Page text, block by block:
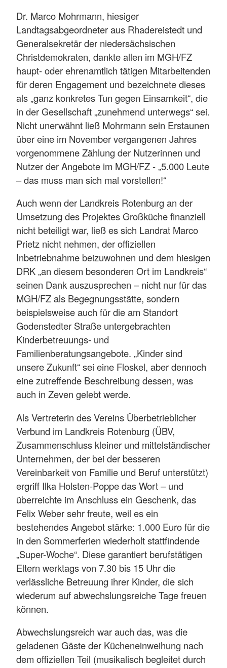
Dr. Marco Mohrmann, hiesiger
Landtagsabgeordneter aus Rhadereistedt und
Generalsekretär der niedersächsischen
Christdemokraten, dankte allen im MGH/FZ
haupt- oder ehrenamtlich tätigen Mitarbeitenden
für deren Engagement und bezeichnete dieses
als „ganz konkretes Tun gegen Einsamkeit“, die
in der Gesellschaft „zunehmend unterwegs“ sei.
Nicht unerwähnt ließ Mohrmann sein Erstaunen
über eine im November vergangenen Jahres
vorgenommene Zählung der Nutzerinnen und
Nutzer der Angebote im MGH/FZ - „5.000 Leute
– das muss man sich mal vorstellen!“
Auch wenn der Landkreis Rotenburg an der
Umsetzung des Projektes Großküche finanziell
nicht beteiligt war, ließ es sich Landrat Marco
Prietz nicht nehmen, der offiziellen
Inbetriebnahme beizuwohnen und dem hiesigen
DRK „an diesem besonderen Ort im Landkreis“
seinen Dank auszusprechen – nicht nur für das
MGH/FZ als Begegnungsstätte, sondern
beispielsweise auch für die am Standort
Godenstedter Straße untergebrachten
Kinderbetreuungs- und
Familienberatungsangebote. „Kinder sind
unsere Zukunft“ sei eine Floskel, aber dennoch
eine zutreffende Beschreibung dessen, was
auch in Zeven gelebt werde.
Als Vertreterin des Vereins Überbetrieblicher
Verbund im Landkreis Rotenburg (ÜBV,
Zusammenschluss kleiner und mittelständischer
Unternehmen, der bei der besseren
Vereinbarkeit von Familie und Beruf unterstützt)
ergriff Ilka Holsten-Poppe das Wort – und
überreichte im Anschluss ein Geschenk, das
Felix Weber sehr freute, weil es ein
bestehendes Angebot stärke: 1.000 Euro für die
in den Sommerferien wiederholt stattfindende
„Super-Woche“. Diese garantiert berufstätigen
Eltern werktags von 7.30 bis 15 Uhr die
verlässliche Betreuung ihrer Kinder, die sich
wiederum auf abwechslungsreiche Tage freuen
können.
Abwechslungsreich war auch das, was die
geladenen Gäste der Kücheneinweihung nach
dem offiziellen Teil (musikalisch begleitet durch